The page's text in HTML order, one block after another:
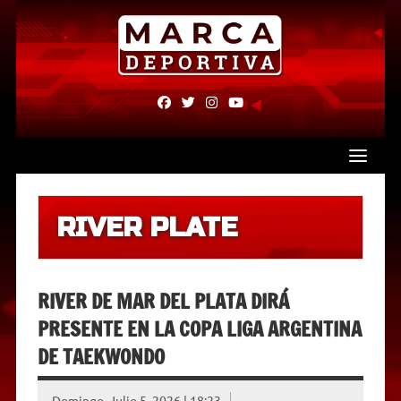
Skip
content
fab
fa-
fab
fa-
fab fab
RIVER PLATE
RIVER DE MAR DEL PLATA DIRÁ
PRESENTE EN LA COPA LIGA ARGENTINA
DE TAEKWONDO